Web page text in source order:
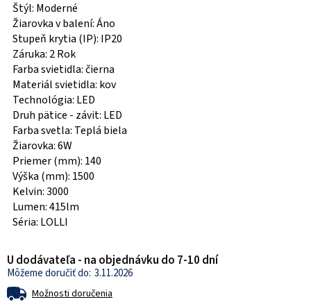
Štýl: Moderné
Žiarovka v balení: Áno
Stupeň krytia (IP): IP20
Záruka: 2 Rok
Farba svietidla: čierna
Materiál svietidla: kov
Technológia: LED
Druh pätice - závit: LED
Farba svetla: Teplá biela
Žiarovka: 6W
Priemer (mm): 140
Výška (mm): 1500
Kelvin: 3000
Lumen: 415lm
Séria: LOLLI
U dodávateľa - na objednávku do 7-10 dní
3.11.2026
Možnosti doručenia